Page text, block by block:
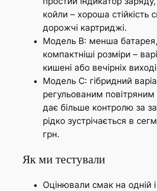
койли – хороша стійкість
дорожчі картриджі.
Модель B: менша
компактніші розміри –
кишені або вечірніх
Модель C: гібридний
регульованим
дає більше контролю за
рідко зустрічається в
грн.
Як ми тестували
Оцінювали смак на одній